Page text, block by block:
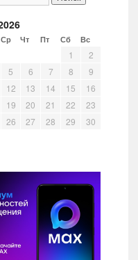
Ср Чт Пт Сб Вс
1
2
5 6 7 8
9
12 13 14 15
16
19 20 21 22
23
26 27 28 29
30